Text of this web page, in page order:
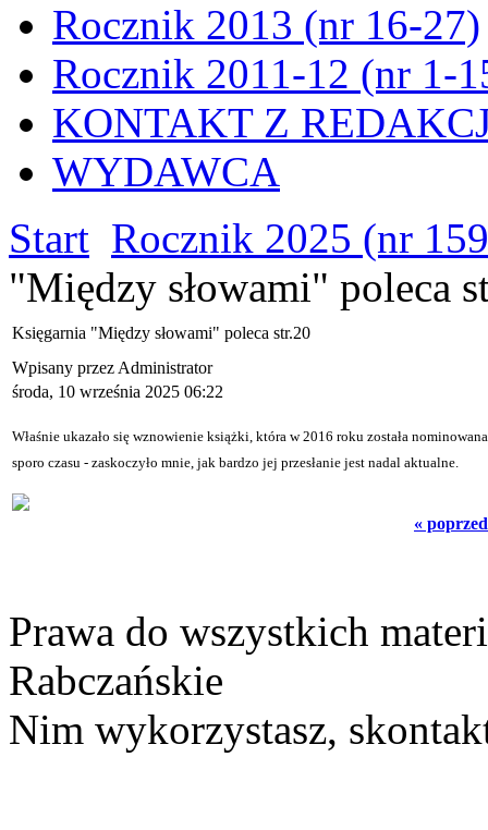
Rocznik 2013 (nr 16-27)
Rocznik 2011-12 (nr 1-
KONTAKT Z
WYDAWCA
Start Rocznik 2025 (nr
"Między słowami" poleca
Księgarnia "Między słowami" poleca str.20
Wpisany przez Administrator
środa, 10 września 2025 06:22
Właśnie ukazało się wznowienie książki, która w 2016 roku została
sporo czasu - zaskoczyło mnie, jak bardzo jej przesłanie jest nadal aktualne.
«
Prawa do wszystkich
Rabczańskie
Nim wykorzystasz,